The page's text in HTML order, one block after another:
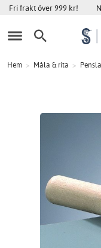
Fri frakt över 999 kr!
Hem > Måla & rita >